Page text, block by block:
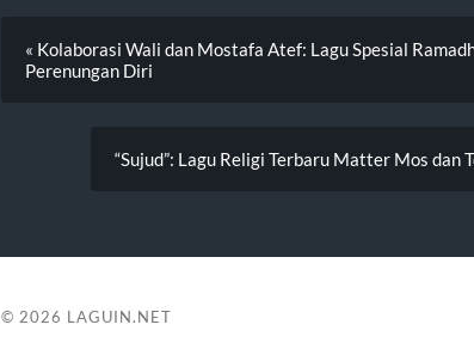
« Kolaborasi Wali dan Mostafa Atef: Lagu Spesial
Perenungan Diri
“Sujud”: Lagu Religi Terbaru Matter Mos dan
© 2026 LAGUIN.NET